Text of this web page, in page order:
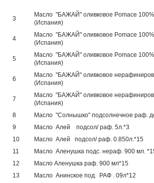
3
Масло "БАЖАЙ" оливковое Pomace
(Испания)
4
Масло "БАЖАЙ" оливковое Pomace
(Испания)
5
Масло "БАЖАЙ" оливковое Pomace
(Испания)
6
Масло "БАЖАЙ" оливковое
(Испания)
7
Масло "БАЖАЙ" оливковое
(Испания)
8
Масло "Солнышко" подсолнечное раф.
9
Масло Алей подсол/ раф. 5л.*3
10
Масло Алей подсол/ раф. 0.850л.*15
11
Масло Аленушка подс. нераф. 900 мл.
12
Масло Аленушка раф. 900 мл*15
13
Масло Анинское под. РАФ . 09л*12